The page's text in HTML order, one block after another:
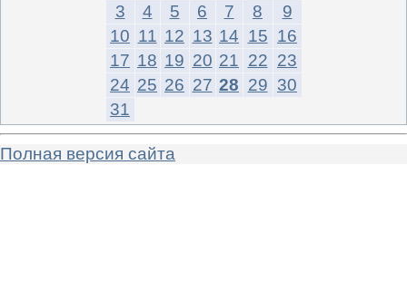
3
4 5 6 7 8
9
10 11 12 13 14 15 16
17 18 19 20 21 22 23
24 25 26 27 28 29 30
31
Полная версия сайта